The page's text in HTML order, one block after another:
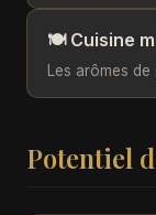
🍽️ Cuisine
Les arômes
Potentiel